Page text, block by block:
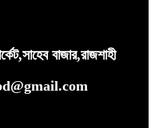
বাজার,রাজশাহী